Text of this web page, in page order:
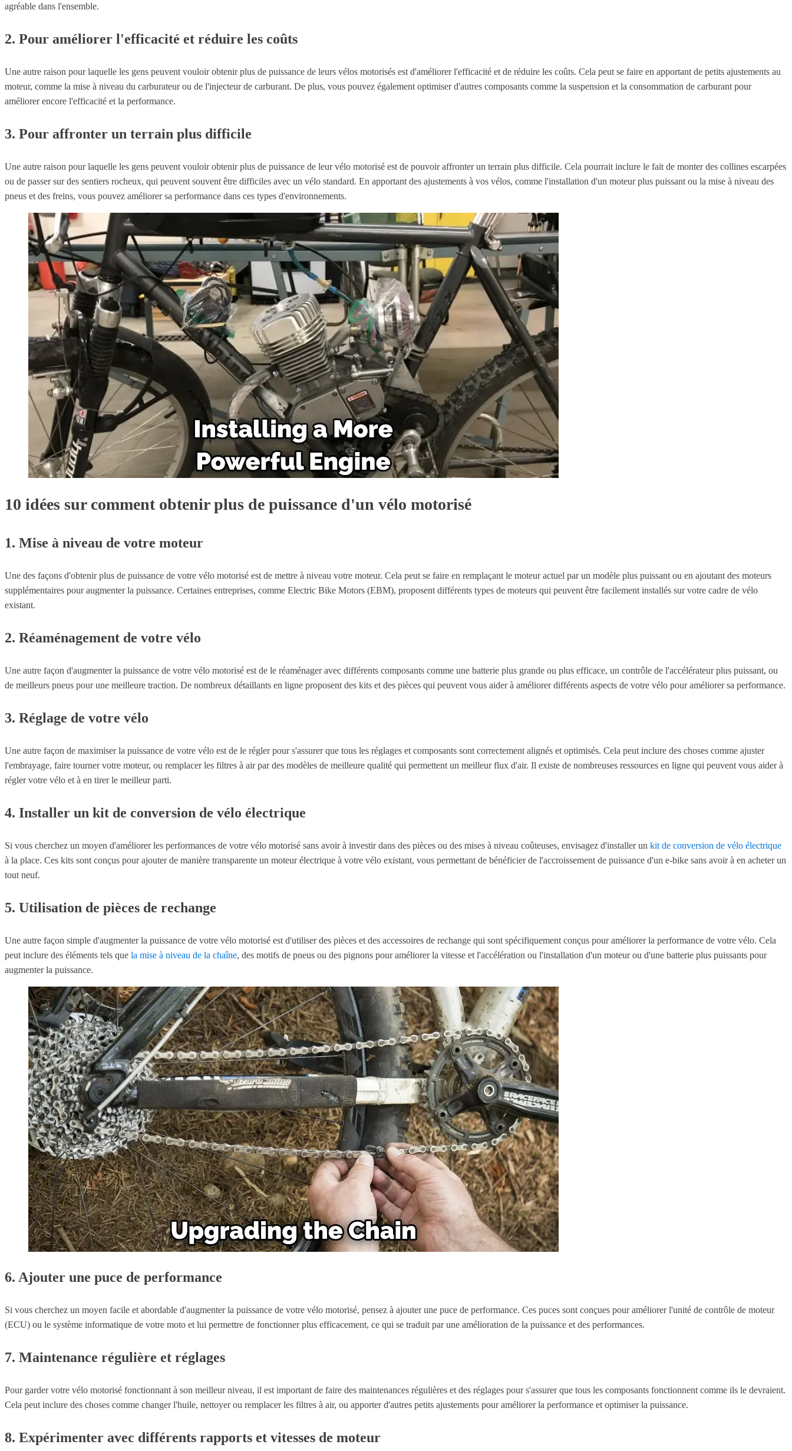
agréable dans l'ensemble.
2. Pour améliorer l'efficacité et réduire les coûts
Une autre raison pour laquelle les gens peuvent vouloir obtenir plus de puissance de leurs vélos motorisés est d'améliorer l'efficacité et de réduire les coûts. Cela peut se faire en apportant de petits ajustements au
moteur, comme la mise à niveau du carburateur ou de l'injecteur de carburant. De plus, vous pouvez également optimiser d'autres composants comme la suspension et la consommation de carburant pour
améliorer encore l'efficacité et la performance.
3. Pour affronter un terrain plus difficile
Une autre raison pour laquelle les gens peuvent vouloir obtenir plus de puissance de leur vélo motorisé est de pouvoir affronter un terrain plus difficile. Cela pourrait inclure le fait de monter des collines escarpées
ou de passer sur des sentiers rocheux, qui peuvent souvent être difficiles avec un vélo standard. En apportant des ajustements à vos vélos, comme l'installation d'un moteur plus puissant ou la mise à niveau des
pneus et des freins, vous pouvez améliorer sa performance dans ces types d'environnements.
10 idées sur comment obtenir plus de puissance d'un vélo motorisé
1. Mise à niveau de votre moteur
Une des façons d'obtenir plus de puissance de votre vélo motorisé est de mettre à niveau votre moteur. Cela peut se faire en remplaçant le moteur actuel par un modèle plus puissant ou en ajoutant des moteurs
supplémentaires pour augmenter la puissance. Certaines entreprises, comme Electric Bike Motors (EBM), proposent différents types de moteurs qui peuvent être facilement installés sur votre cadre de vélo
existant.
2. Réaménagement de votre vélo
Une autre façon d'augmenter la puissance de votre vélo motorisé est de le réaménager avec différents composants comme une batterie plus grande ou plus efficace, un contrôle de l'accélérateur plus puissant, ou
de meilleurs pneus pour une meilleure traction. De nombreux détaillants en ligne proposent des kits et des pièces qui peuvent vous aider à améliorer différents aspects de votre vélo pour améliorer sa performance.
3. Réglage de votre vélo
Une autre façon de maximiser la puissance de votre vélo est de le régler pour s'assurer que tous les réglages et composants sont correctement alignés et optimisés. Cela peut inclure des choses comme ajuster
l'embrayage, faire tourner votre moteur, ou remplacer les filtres à air par des modèles de meilleure qualité qui permettent un meilleur flux d'air. Il existe de nombreuses ressources en ligne qui peuvent vous aider à
régler votre vélo et à en tirer le meilleur parti.
4. Installer un kit de conversion de vélo électrique
Si vous cherchez un moyen d'améliorer les performances de votre vélo motorisé sans avoir à investir dans des pièces ou des mises à niveau coûteuses, envisagez d'installer un kit de conversion de vélo électrique
à la place. Ces kits sont conçus pour ajouter de manière transparente un moteur électrique à votre vélo existant, vous permettant de bénéficier de l'accroissement de puissance d'un e-bike sans avoir à en acheter un
tout neuf.
5. Utilisation de pièces de rechange
Une autre façon simple d'augmenter la puissance de votre vélo motorisé est d'utiliser des pièces et des accessoires de rechange qui sont spécifiquement conçus pour améliorer la performance de votre vélo. Cela
peut inclure des éléments tels que la mise à niveau de la chaîne, des motifs de pneus ou des pignons pour améliorer la vitesse et l'accélération ou l'installation d'un moteur ou d'une batterie plus puissants pour
augmenter la puissance.
6. Ajouter une puce de performance
Si vous cherchez un moyen facile et abordable d'augmenter la puissance de votre vélo motorisé, pensez à ajouter une puce de performance. Ces puces sont conçues pour améliorer l'unité de contrôle de moteur
(ECU) ou le système informatique de votre moto et lui permettre de fonctionner plus efficacement, ce qui se traduit par une amélioration de la puissance et des performances.
7. Maintenance régulière et réglages
Pour garder votre vélo motorisé fonctionnant à son meilleur niveau, il est important de faire des maintenances régulières et des réglages pour s'assurer que tous les composants fonctionnent comme ils le devraient.
Cela peut inclure des choses comme changer l'huile, nettoyer ou remplacer les filtres à air, ou apporter d'autres petits ajustements pour améliorer la performance et optimiser la puissance.
8. Expérimenter avec différents rapports et vitesses de moteur